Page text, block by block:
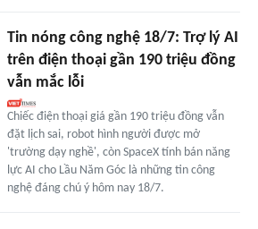
Tin nóng công nghệ 18/7: Trợ lý AI
trên điện thoại gần 190 triệu đồng
vẫn mắc lỗi
Chiếc điện thoại giá gần 190 triệu đồng vẫn
đặt lịch sai, robot hình người được mở
'trường dạy nghề', còn SpaceX tính bán năng
lực AI cho Lầu Năm Góc là những tin công
nghệ đáng chú ý hôm nay 18/7.